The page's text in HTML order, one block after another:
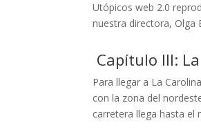
Utópicos web 2.0
nuestra directora, Olga
Capítulo III:
Para llegar a La
con la zona del
carretera llega hasta el